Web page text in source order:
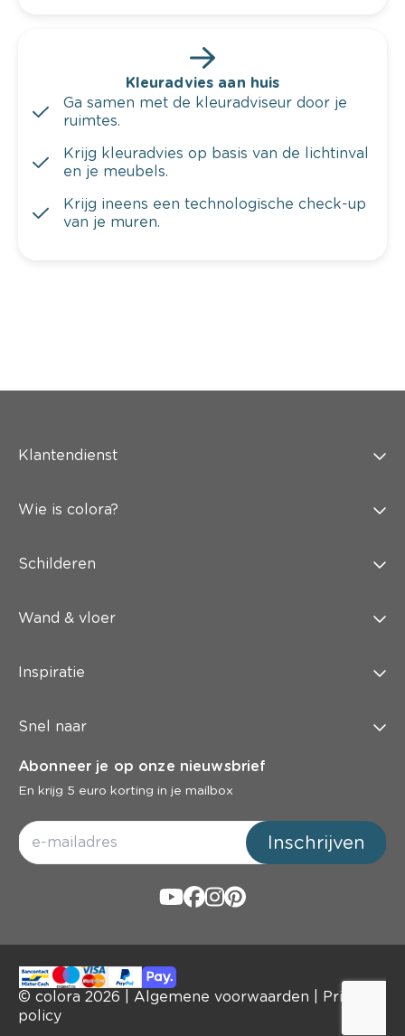
Kleuradvies aan huis
Ga samen met de kleuradviseur door je
ruimtes.
Krijg kleuradvies op basis van de lichtinval
en je meubels.
Krijg ineens een technologische check-up
van je muren.
Klantendienst
Wie is colora?
Schilderen
Wand & vloer
Inspiratie
Snel naar
Abonneer je op onze nieuwsbrief
En krijg 5 euro korting in je mailbox
Inschrijven
© colora 2026 Algemene voorwaarden
Privacy
policy